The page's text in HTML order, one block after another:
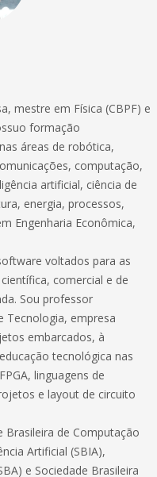
mestre em Física (CBPF) e
formação
áreas de robótica,
computação,
artificial, ciência de
energia, processos,
Engenharia Econômica,
voltados para as
comercial e de
Sou professor
Tecnologia, empresa
embarcados, à
tecnológica nas
linguagens de
e layout de circuito
Brasileira de Computação
Artificial (SBIA),
e Sociedade Brasileira